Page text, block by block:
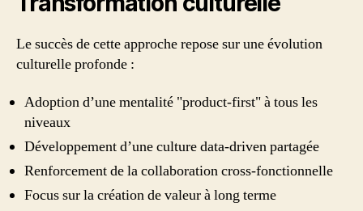
Le succès de cette approche repose sur une évolution
culturelle profonde :
Adoption d’une mentalité "product-first" à tous les
niveaux
Développement d’une culture data-driven partagée
Renforcement de la collaboration cross-fonctionnelle
Focus sur la création de valeur à long terme